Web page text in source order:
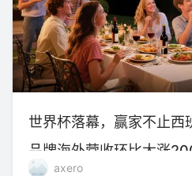
世界杯落幕，赢家不止西
品牌海外营收环比大涨
axero